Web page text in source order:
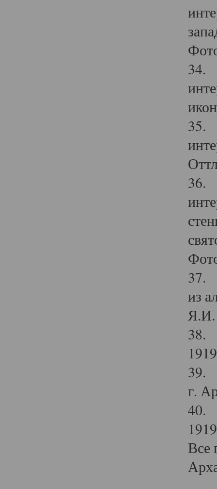
34.
35.
36.
37.
из
Я.И.
38.
39.
г.
40.
Все